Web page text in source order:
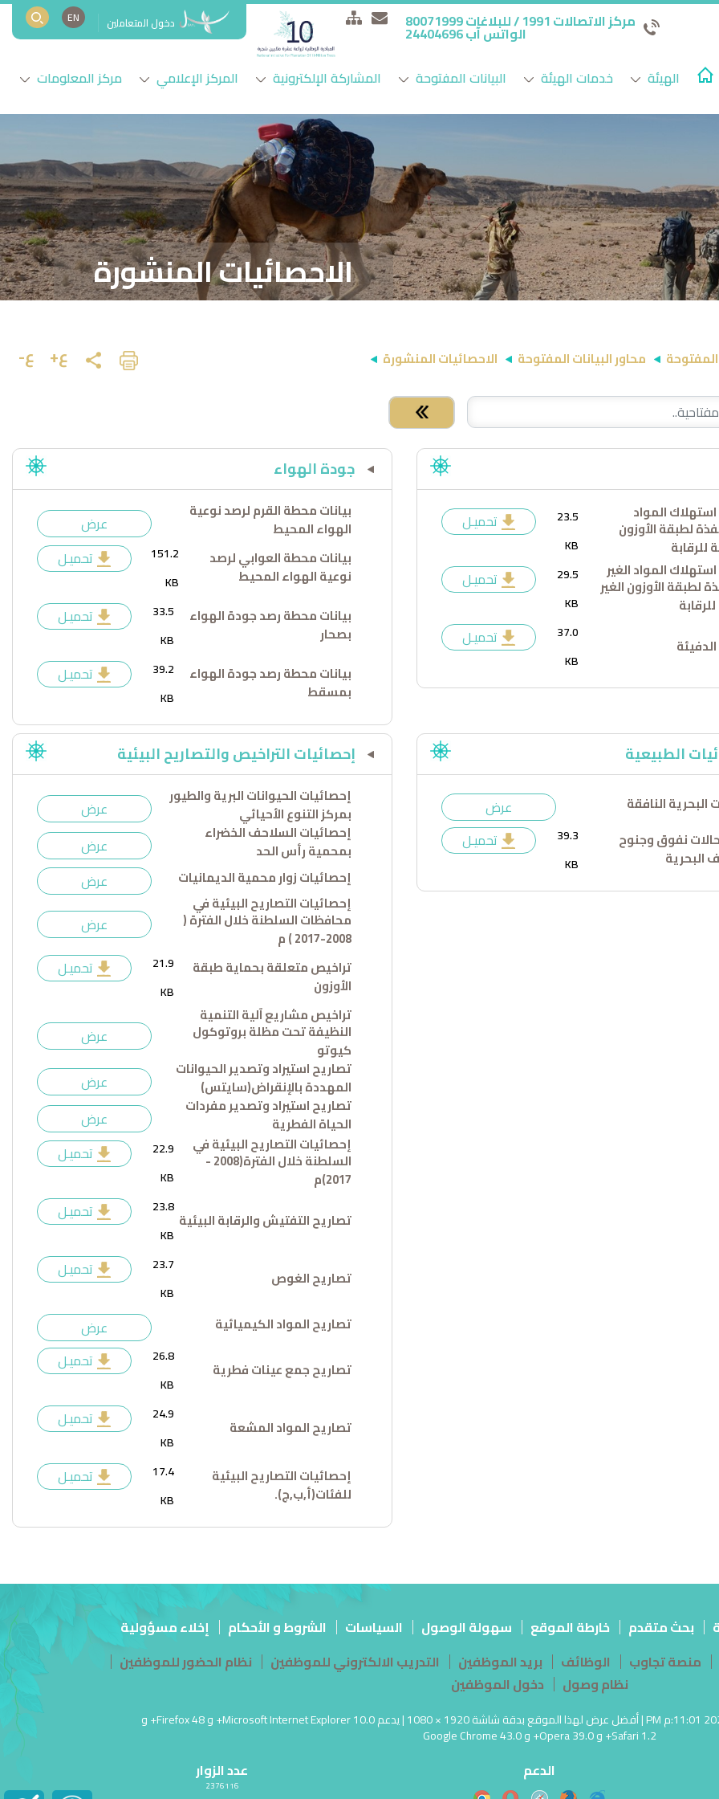
مركز الاتصالات 1991 / للبلاغات 80071999
الواتس آب 24404696 دخول المتعاملين EN
الهيئة خدمات الهيئة البيانات المفتوحة المشاركة الإلكترونية المركز الإعلامي مركز المعلومات
الاحصائيات المنشورة
المفتوحة محاور البيانات المفتوحة الاحصائيات المنشورة ع+ ع-
المواد
لطبقة الأوزون
للرقابة
23.5
KB
تحميـل
المواد الغير
لطبقة الأوزون الغير
29.5
KB
تحميـل
37.0
KB
تحميـل
جودة الهواء
بيانات محطة القرم لرصد نوعية
الهواء المحيط عرض
بيانات محطة العوابي لرصد
نوعية الهواء المحيط
151.2
KB
تحميـل
بيانات محطة رصد جودة الهواء
بصحار
33.5
KB
تحميـل
بيانات محطة رصد جودة الهواء
بمسقط
39.2
KB
تحميـل
الطبيعية
البحرية النافقة عرض
نفوق وجنوح
البحرية
39.3
KB
تحميـل
إحصائيات التراخيص والتصاريح البيئية
إحصائيات الحيوانات البرية والطيور
بمركز التنوع الأحيائي عرض
إحصائيات السلاحف الخضراء
بمحمية رأس الحد عرض
إحصائيات زوار محمية الديمانيات عرض
إحصائيات التصاريح البيئية في
محافظات السلطنة خلال الفترة (
2008-2017 ) م
عرض
تراخيص متعلقة بحماية طبقة
الأوزون
21.9
KB
تحميـل
تراخيص مشاريع آلية التنمية
النظيفة تحت مظلة بروتوكول
كيوتو
عرض
تصاريح استيراد وتصدير الحيوانات
المهددة بالإنقراض(سايتس) عرض
تصاريح استيراد وتصدير مفردات
الحياة الفطرية عرض
إحصائيات التصاريح البيئية في
السلطنة خلال الفترة(2008 -
2017)م
22.9
KB
تحميـل
تصاريح التفتيش والرقابة البيئية
23.8
KB
تحميـل
تصاريح الغوص
23.7
KB
تحميـل
تصاريح المواد الكيميائية عرض
تصاريح جمع عينات فطرية
26.8
KB
تحميـل
تصاريح المواد المشعة
24.9
KB
تحميـل
إحصائيات التصاريح البيئية
للفئات(أ,ب,ج).
17.4
KB
تحميـل
بحث متقدم خارطة الموقع سهولة الوصول السياسات الشروط و الأحكام
إخلاء مسؤولية
منصة تجاوب الوظائف بريد الموظفين التدريب الالكتروني للموظفين
نظام الحضور للموظفين
نظام وصول
دخول الموظفين
آخر تحديث للموقع في: 26 مارس أغسطس 04, 2026 11:01:م PM | أفضل عرض لهذا الموقع بدقة شاشة 1920 × 1080 | يدعم Microsoft Internet Explorer 10.0+ و Firefox 48+ و
Safari 1.2+ و Opera 39.0+ و Google Chrome 43.0
الدعم عدد الزوار
2376116